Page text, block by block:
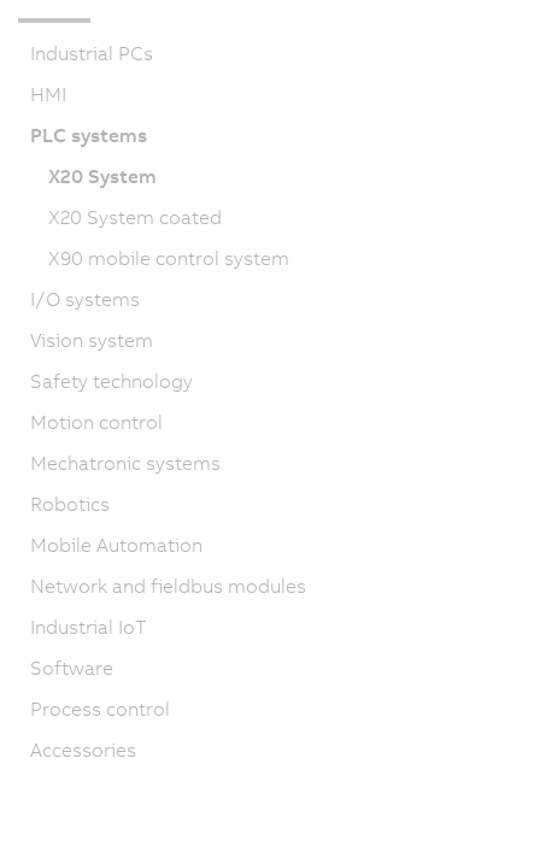
Industrial PCs
HMI
PLC systems
X20 System
X20 System coated
X90 mobile control system
I/O systems
Vision system
Safety technology
Motion control
Mechatronic systems
Robotics
Mobile Automation
Network and fieldbus modules
Industrial IoT
Software
Process control
Accessories